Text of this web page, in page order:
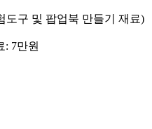
팝업북 만들기 재료)
: 7만원